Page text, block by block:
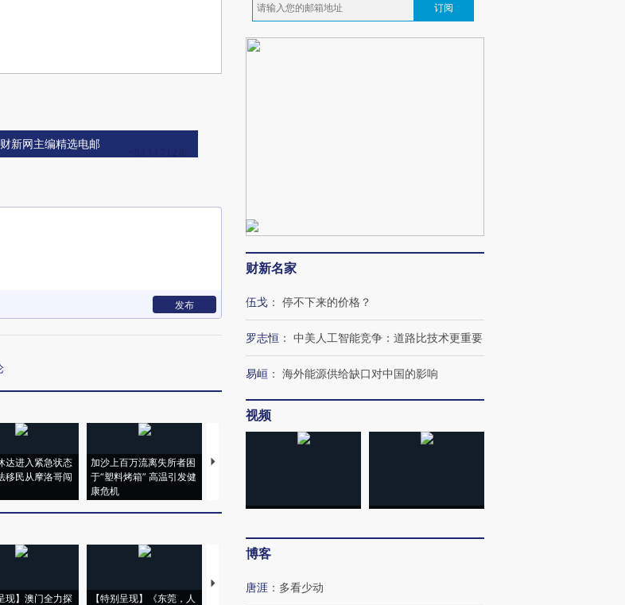
新网主编精选电邮
发布
达进入紧急状态
移民从摩洛哥闯
加沙上百万流离失所者困
于“塑料烤箱” 高温引发健
康危机
马航飞行员跨国走私7万
现】澳门全力探
【特别呈现】《东莞，人
【推广】走进第四届链博
订阅
财新名家
伍戈 ： 停不下来的价格？
罗志恒 ： 中美人工智能竞争：道路比技术更重要
易峘 ： 海外能源供给缺口对中国的影响
视频
博客
唐涯 ： 多看少动